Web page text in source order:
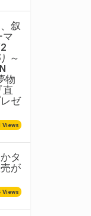
叙
マ
～
物
直
ゼ
Views
タ
が
Views